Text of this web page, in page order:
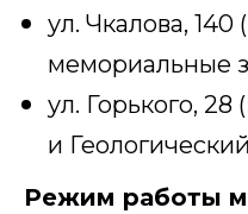
ул. Чкалова,
мемориальные
ул. Горького,
и
Режим работы